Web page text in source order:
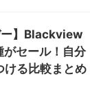
ー】Blackview
セール！自分
ける比較まとめ